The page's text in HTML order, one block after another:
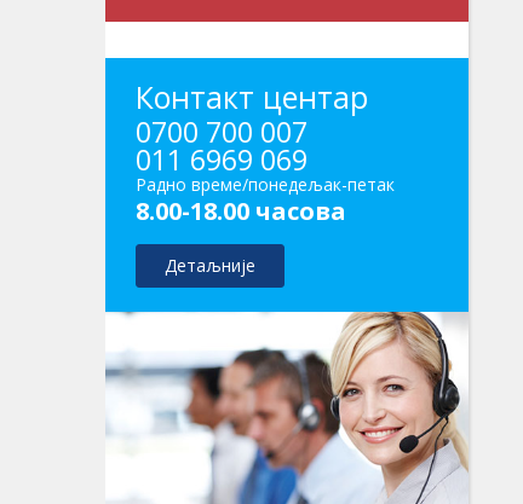
Контакт центар
0700 700 007
011 6969 069
Радно време/понедељак-петак
8.00-18.00 часова
Детаљније